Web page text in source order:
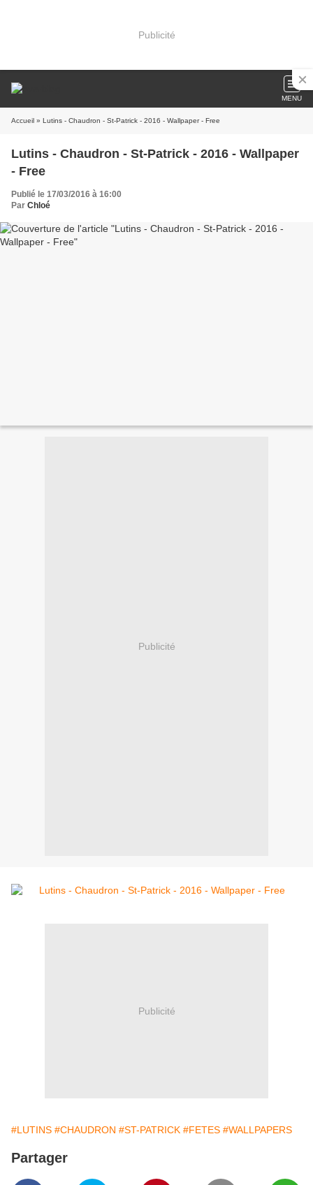
Publicité
MENU
Accueil » Lutins - Chaudron - St-Patrick - 2016 - Wallpaper - Free
Lutins - Chaudron - St-Patrick - 2016 - Wallpaper
- Free
Publié le 17/03/2016 à 16:00
Par Chloé
Publicité
Publicité
#LUTINS #CHAUDRON #ST-PATRICK #FETES #WALLPAPERS
Partager